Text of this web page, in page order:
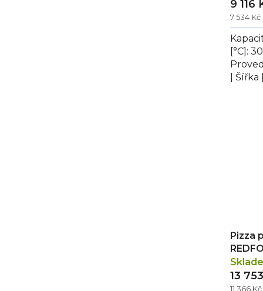
7 534
9 116
[°C]:
|
Pizza
11 366
13